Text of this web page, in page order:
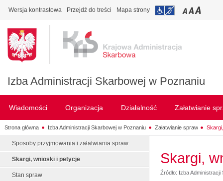
Wersja kontrastowa Przejdź do treści Mapa strony
Izba Administracji Skarbowej w Poznaniu
Wiadomości Organizacja Działalność Załatwianie
Strona główna Izba Administracji Skarbowej w Poznaniu Załatwianie spraw
Sposoby przyjmowania i załatwiania spraw
Skargi, wnioski i petycje
Stan spraw
Skargi,
Źródło: Izba